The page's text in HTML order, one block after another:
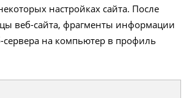
настройках сайта. После
веб-сайта, фрагменты информации
сервера на компьютер в профиль